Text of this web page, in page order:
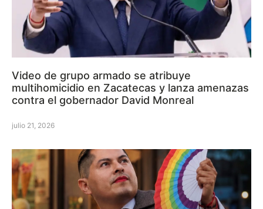
Video de grupo armado se atribuye
multihomicidio en Zacatecas y lanza amenazas
contra el gobernador David Monreal
julio 21, 2026